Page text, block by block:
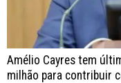
Amélio Cayres tem
milhão para contribuir